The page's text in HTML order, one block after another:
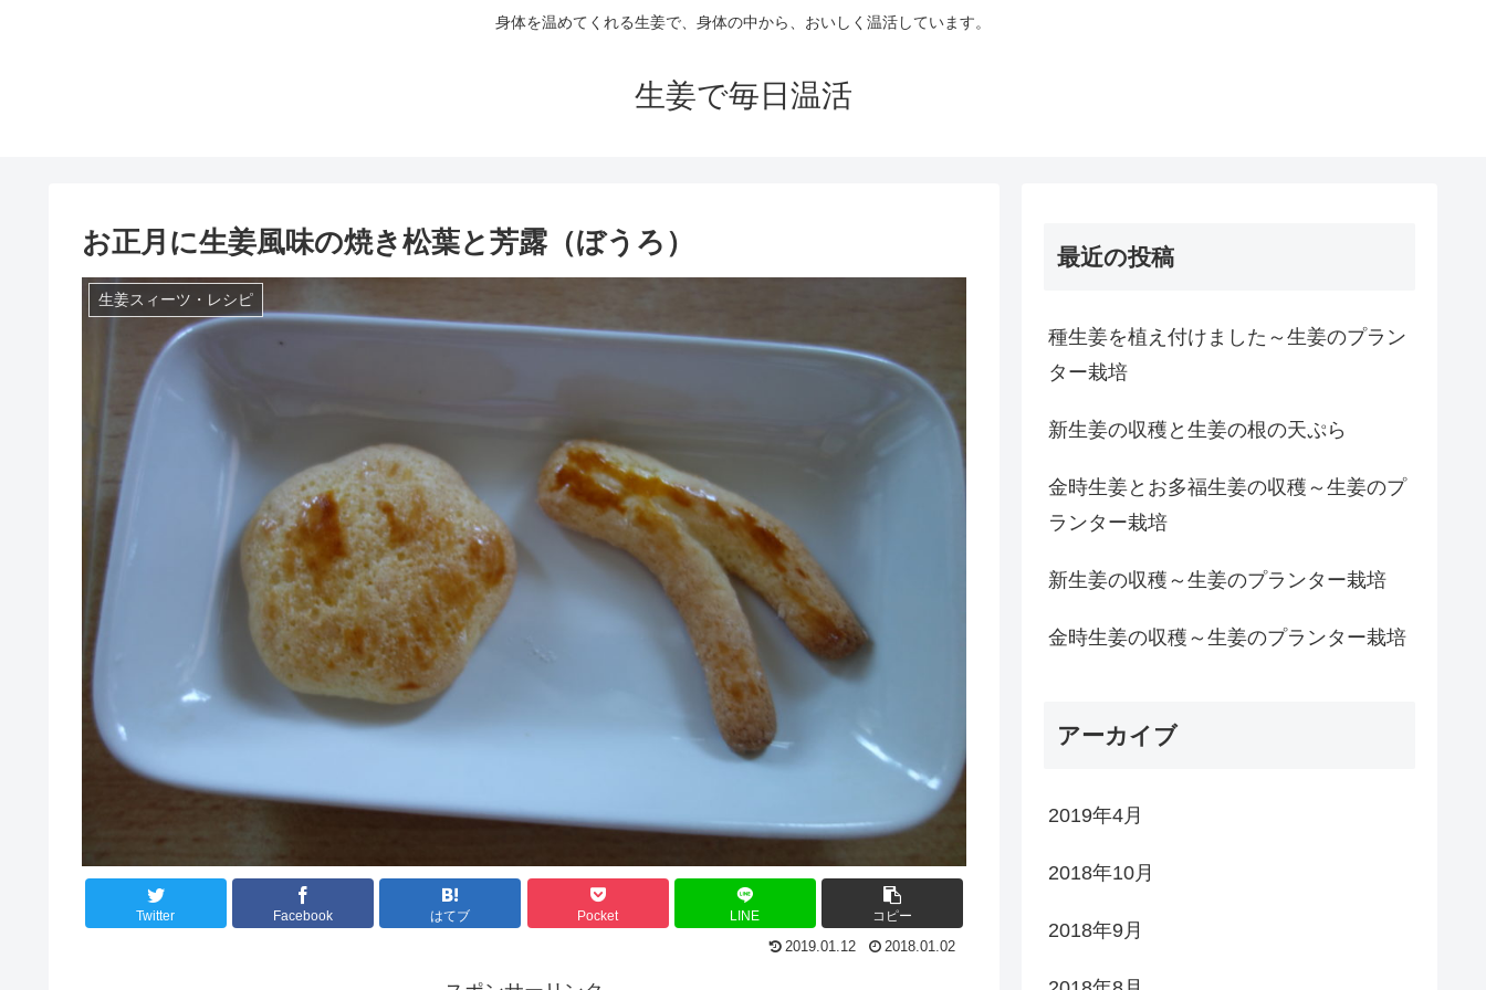
身体を温めてくれる生姜で、身体の中から、おいしく温活しています。
生姜で毎日温活
お正月に生姜風味の焼き松葉と芳露（ぼうろ）
生姜スィーツ・レシピ
Twitter Facebook はてブ Pocket LINE コピー
2019.01.12 2018.01.02
最近の投稿
種生姜を植え付けました～生姜のプラン
ター栽培
新生姜の収穫と生姜の根の天ぷら
金時生姜とお多福生姜の収穫～生姜のプ
ランター栽培
新生姜の収穫～生姜のプランター栽培
金時生姜の収穫～生姜のプランター栽培
アーカイブ
2019年4月
2018年10月
2018年9月